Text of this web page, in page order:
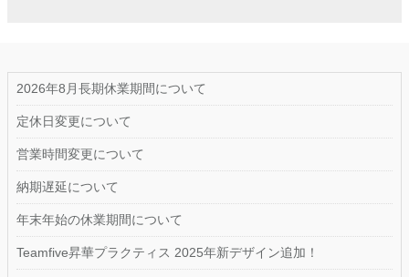
2026年8月長期休業期間について
定休日変更について
営業時間変更について
納期遅延について
年末年始の休業期間について
Teamfive昇華プラクティス 2025年新デザイン追加！